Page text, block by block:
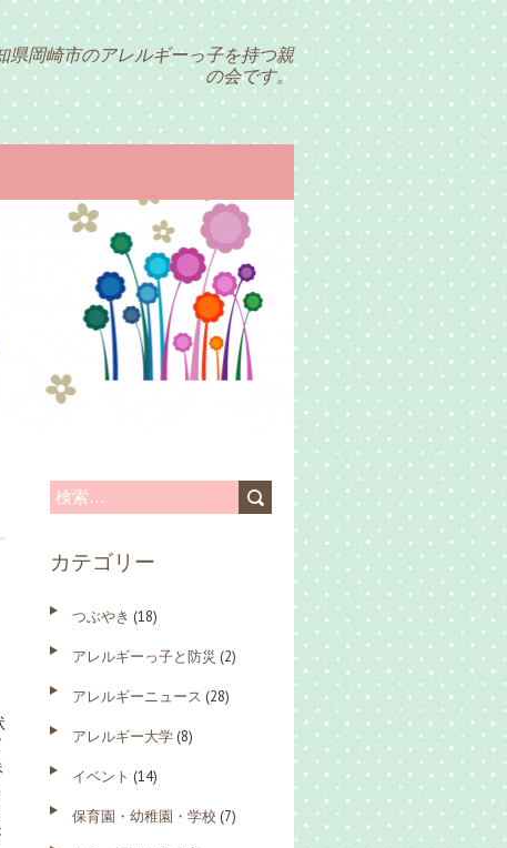
県岡崎市のアレルギーっ子を持つ親
の会です。
検
カテゴリー
つぶやき (18)
アレルギーっ子と防災 (2)
アレルギーニュース (28)
アレルギー大学 (8)
イベント (14)
保育園・幼稚園・学校 (7)